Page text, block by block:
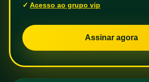
Acesso ao grupo vip
Assinar agora